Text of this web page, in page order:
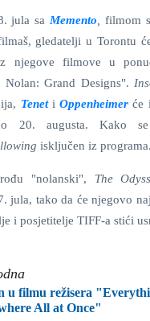
jula sa Memento
filmom
gledatelji u Torontu
njegove filmove u
Nolan: Grand Designs".
Tenet i Oppenheimerće
20. augusta. Kako
isključen iz programa.
"nolanski", The
jula, tako da će njegovo
i posjetitelje TIFF-a stići
u filmu režisera
All at Once"